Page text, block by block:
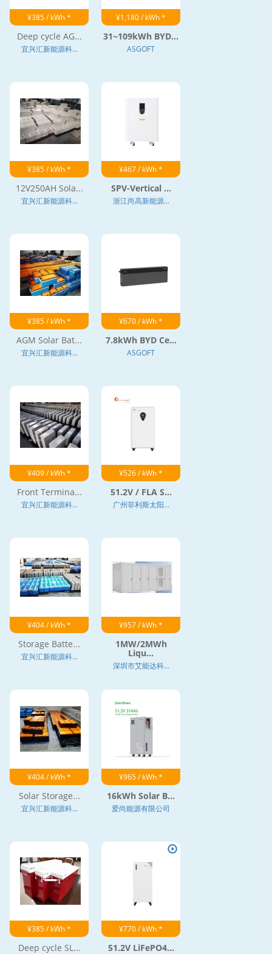
¥385 / kWh *
Deep cycle AG...
宜兴汇新能源科...
¥1,180 / kWh *
31~109kWh BYD...
ASGOFT
¥385 / kWh *
12V250AH Sola...
宜兴汇新能源科...
¥467 / kWh *
SPV-Vertical ...
浙江尚高新能源...
¥385 / kWh *
AGM Solar Bat...
宜兴汇新能源科...
¥670 / kWh *
7.8kWh BYD Ce...
ASGOFT
¥409 / kWh *
Front Termina...
宜兴汇新能源科...
¥526 / kWh *
51.2V / FLA S...
广州菲利斯太阳...
¥404 / kWh *
Storage Batte...
宜兴汇新能源科...
¥957 / kWh *
1MW/2MWh
Liqu...
深圳市艾能达科...
¥404 / kWh *
Solar Storage...
宜兴汇新能源科...
¥965 / kWh *
16kWh Solar B...
爱尚能源有限公司
¥385 / kWh *
Deep cycle SL...
¥770 / kWh *
51.2V LiFePO4...